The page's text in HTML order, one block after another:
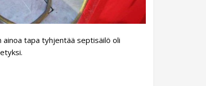
tapa tyhjentää septisäilö oli